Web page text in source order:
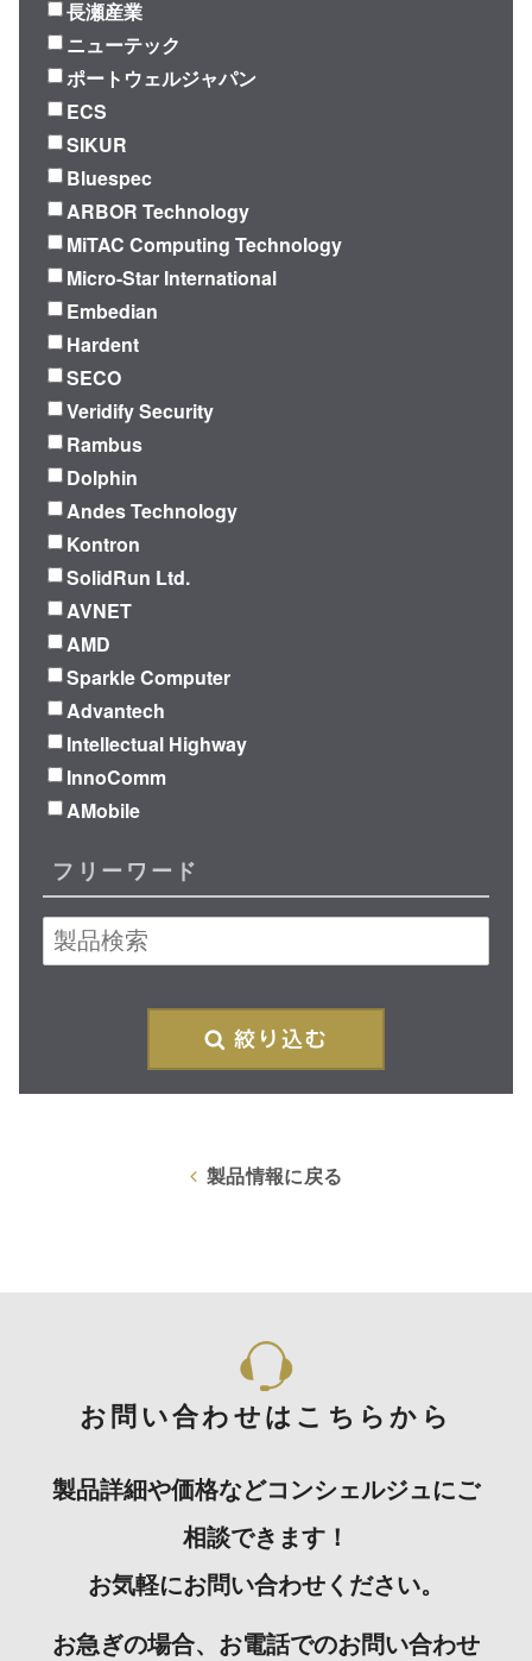
長瀬産業
ニューテック
ポートウェルジャパン
ECS
SIKUR
Bluespec
ARBOR Technology
MiTAC Computing Technology
Micro-Star International
Embedian
Hardent
SECO
Veridify Security
Rambus
Dolphin
Andes Technology
Kontron
SolidRun Ltd.
AVNET
AMD
Sparkle Computer
Advantech
Intellectual Highway
InnoComm
AMobile
フリーワード
製品情報に戻る
お問い合わせはこちらから
製品詳細や価格などコンシェルジュにご
相談できます！
お気軽にお問い合わせください。
お急ぎの場合、お電話でのお問い合わせ